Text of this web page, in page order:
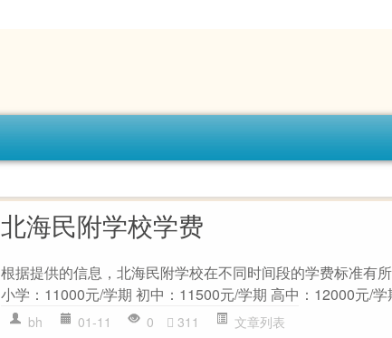
北海民附学校学费
根据提供的信息，北海民附学校在不同时间段的学费标准有
小学：11000元/学期 初中：11500元/学期 高中：12000元/学
bh 01-11 0 311 文章列表